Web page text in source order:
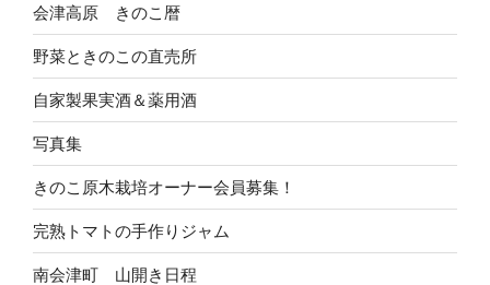
会津高原 きのこ暦
野菜ときのこの直売所
自家製果実酒＆薬用酒
写真集
きのこ原木栽培オーナー会員募集！
完熟トマトの手作りジャム
南会津町 山開き日程